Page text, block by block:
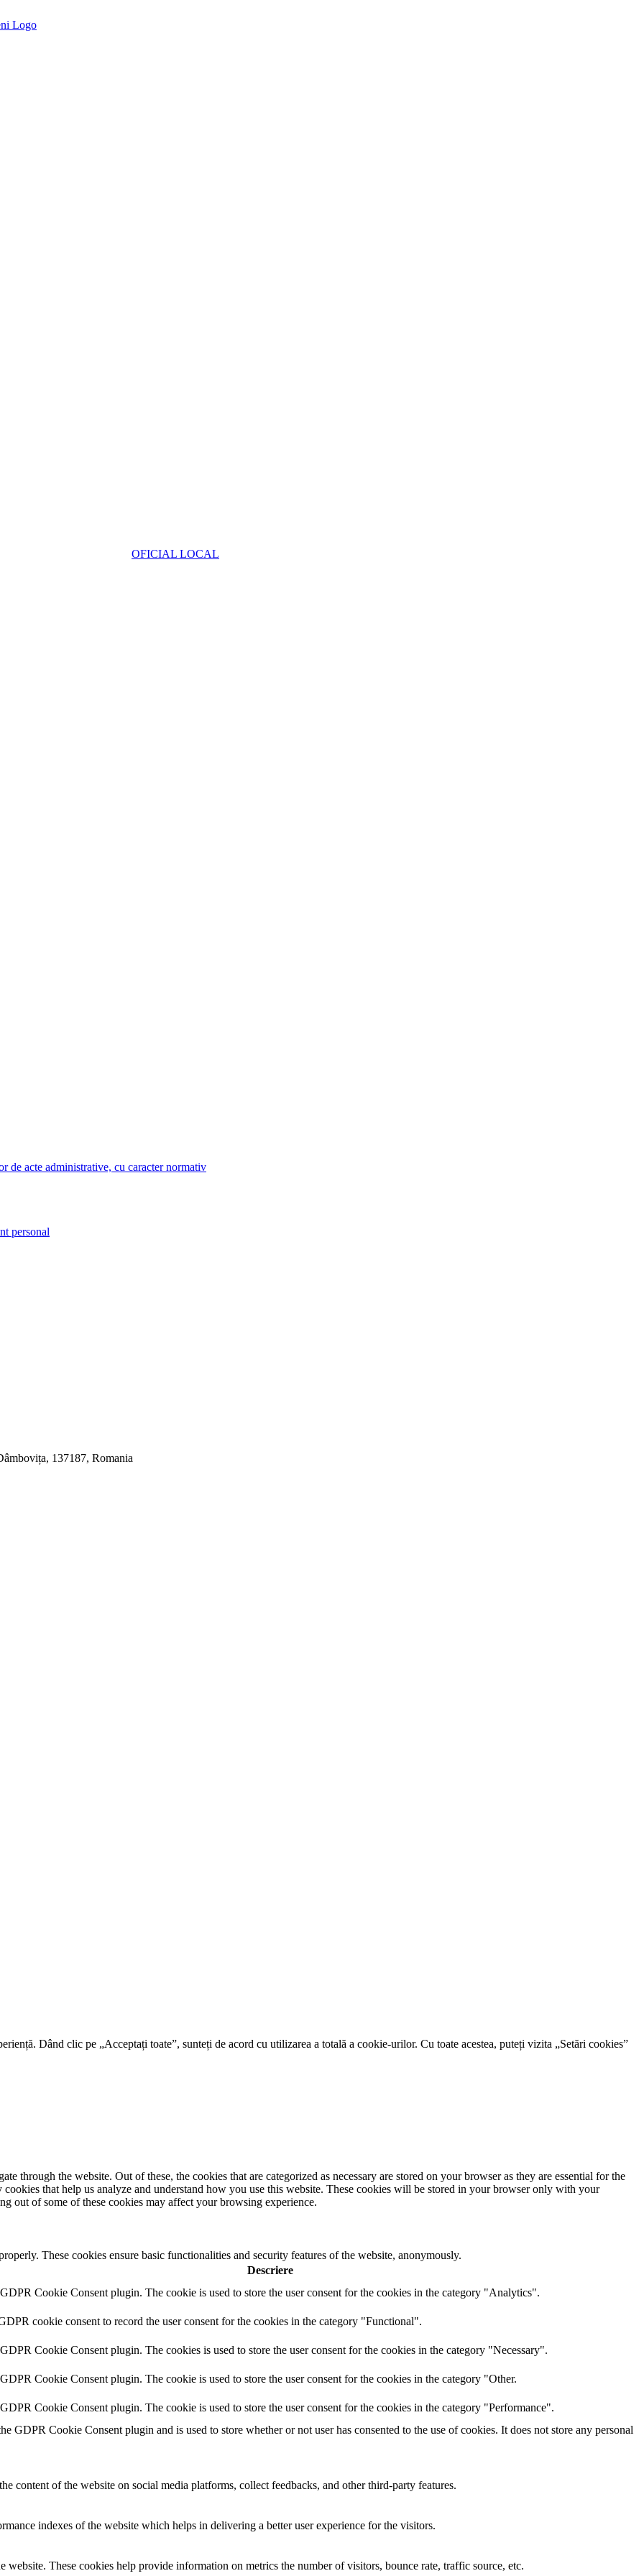
OFICIAL LOCAL
de acte administrative, cu caracter normativ
personal
137187, Romania
Dând clic pe „Acceptați toate”, sunteți de acord cu utilizarea a totală a cookie-urilor. Cu toate acestea, puteți vizita „Setări cookies”
through the website. Out of these, the cookies that are categorized as necessary are stored on your browser as they are essential for the
that help us analyze and understand how you use this website. These cookies will be stored in your browser only with your
out of some of these cookies may affect your browsing experience.
These cookies ensure basic functionalities and security features of the website, anonymously.
Descriere
Cookie Consent plugin. The cookie is used to store the user consent for the cookies in the category "Analytics".
cookie consent to record the user consent for the cookies in the category "Functional".
Cookie Consent plugin. The cookies is used to store the user consent for the cookies in the category "Necessary".
Cookie Consent plugin. The cookie is used to store the user consent for the cookies in the category "Other.
Cookie Consent plugin. The cookie is used to store the user consent for the cookies in the category "Performance".
GDPR Cookie Consent plugin and is used to store whether or not user has consented to the use of cookies. It does not store any personal
content of the website on social media platforms, collect feedbacks, and other third-party features.
indexes of the website which helps in delivering a better user experience for the visitors.
These cookies help provide information on metrics the number of visitors, bounce rate, traffic source, etc.